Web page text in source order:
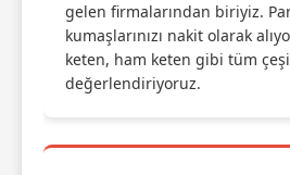
gelen firmalarından biriyiz.
kumaşlarınızı nakit olarak
keten, ham keten gibi tüm
değerlendiriyoruz.